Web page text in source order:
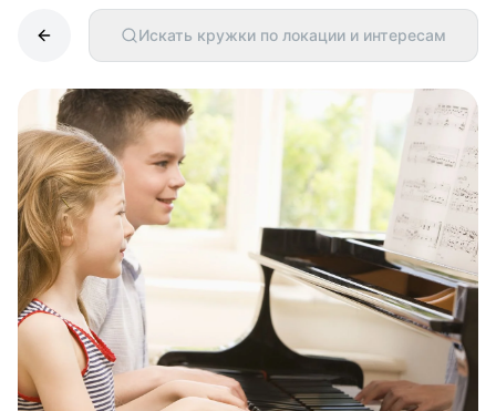
Искать кружки по локации и интересам